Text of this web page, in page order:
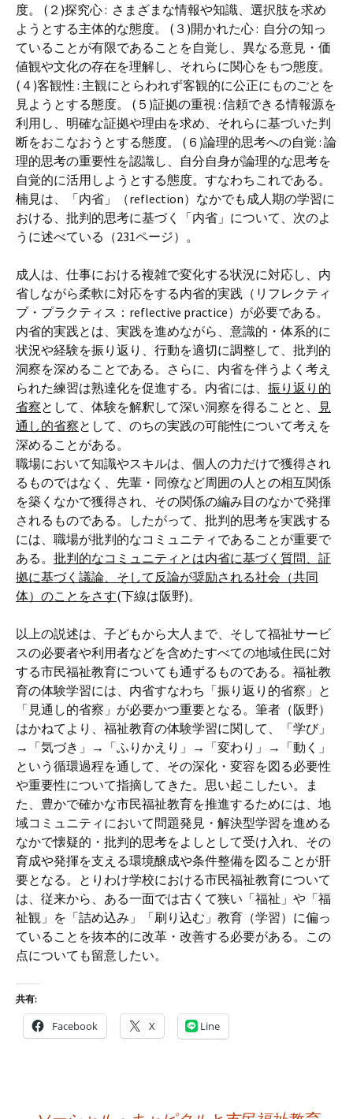
度。 (２)探究心 : さまざまな情報や知識、選択肢を求め
ようとする主体的な態度。 (３)開かれた心 : 自分の知っ
ていることが有限であることを自覚し、異なる意見・価
値観や文化の存在を理解し、それらに関心をもつ態度。
(４)客観性 : 主観にとらわれず客観的に公正にものごとを
見ようとする態度。 (５)証拠の重視 : 信頼できる情報源を
利用し、明確な証拠や理由を求め、それらに基づいた判
断をおこなおうとする態度。 (６)論理的思考への自覚 : 論
理的思考の重要性を認識し、自分自身が論理的な思考を
自覚的に活用しようとする態度。すなわちこれである。
楠見は、「内省」（reflection）なかでも成人期の学習に
おける、批判的思考に基づく「内省」について、次のよ
うに述べている（231ページ）。
成人は、仕事における複雑で変化する状況に対応し、内
省しながら柔軟に対応をする内省的実践（リフレクティ
ブ・プラクティス：reflective practice）が必要である。
内省的実践とは、実践を進めながら、意識的・体系的に
状況や経験を振り返り、行動を適切に調整して、批判的
洞察を深めることである。さらに、内省を伴うよく考え
られた練習は熟達化を促進する。内省には、 振り返り的
省察として、体験を解釈して深い洞察を得ることと、
見
通し的省察として、のちの実践の可能性について考えを
深めることがある。
職場において知識やスキルは、個人の力だけで獲得され
るものではなく、先輩・同僚など周囲の人との相互関係
を築くなかで獲得され、その関係の編み目のなかで発揮
されるものである。したがって、批判的思考を実践する
には、職場が批判的なコミュニティであることが重要で
ある。 批判的なコミュニティとは内省に基づく質問、証
拠に基づく議論、そして反論が奨励される社会（共同
体）のことをさす(下線は阪野)。
以上の説述は、子どもから大人まで、そして福祉サービ
スの必要者や利用者などを含めたすべての地域住民に対
する市民福祉教育についても通ずるものである。福祉教
育の体験学習には、内省すなわち「振り返り的省察」と
「見通し的省察」が必要かつ重要となる。筆者（阪野）
はかねてより、福祉教育の体験学習に関して、「学び」
→「気づき」→「ふりかえり」→「変わり」→「動く」
という循環過程を通して、その深化・変容を図る必要性
や重要性について指摘してきた。思い起こしたい。ま
た、豊かで確かな市民福祉教育を推進するためには、地
域コミュニティにおいて問題発見・解決型学習を進める
なかで懐疑的・批判的思考をよしとして受け入れ、その
育成や発揮を支える環境醸成や条件整備を図ることが肝
要となる。とりわけ学校における市民福祉教育について
は、従来から、ある一面では古くて狭い「福祉」や「福
祉観」を「詰め込み」「刷り込む」教育（学習）に偏っ
ていることを抜本的に改革・改善する必要がある。この
点についても留意したい。
共有:
Facebook X Line